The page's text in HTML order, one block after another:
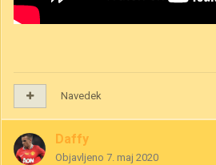
Navedek
Daffy
Objavljeno 7. maj 2020